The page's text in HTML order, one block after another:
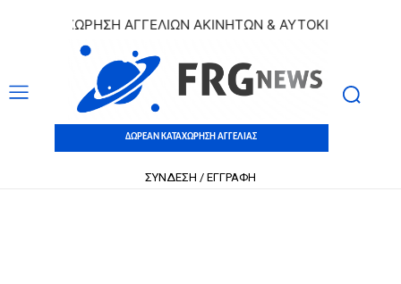
ΑΓΓΕΛΙΩΝ ΑΚΙΝΗΤΩΝ & ΑΥΤΟΚΙΝΗΤΩΝ |
ΔΩΡΕΑΝ ΚΑΤΑΧΩΡΗΣΗ ΑΓΓΕΛΙΑΣ
ΣΥΝΔΕΣΗ / ΕΓΓΡΑΦΗ